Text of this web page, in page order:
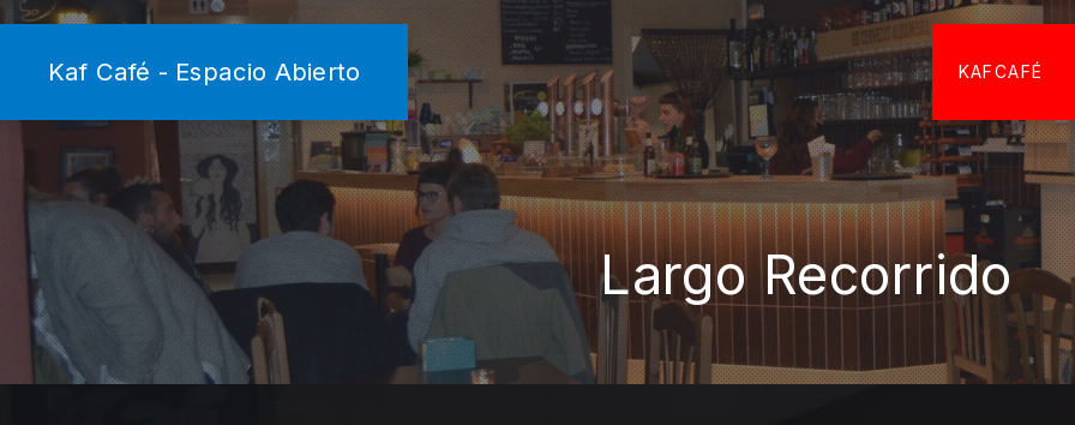
Kaf Café - Espacio Abierto KAFCAFÉ
Largo Recorrido